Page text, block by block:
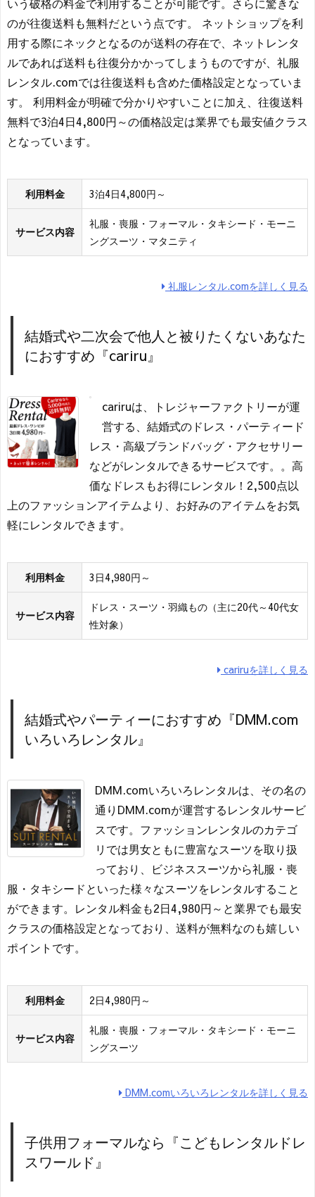
のが往復送料も無料だという点です。 ネットショップを利
用する際にネックとなるのが送料の存在で、ネットレンタ
ルであれば送料も往復分かかってしまうものですが、礼服
レンタル.comでは往復送料も含めた価格設定となっていま
す。 利用料金が明確で分かりやすいことに加え、往復送料
無料で3泊4日4,800円～の価格設定は業界でも最安値クラス
となっています。
利用料金 3泊4日4,800円～
サービス内容
礼服・喪服・フォーマル・タキシード・モーニ
ングスーツ・マタニティ
礼服レンタル.comを詳しく見る
結婚式や二次会で他人と被りたくないあなた
におすすめ『cariru』
cariruは、トレジャーファクトリーが運
営する、結婚式のドレス・パーティード
レス・高級ブランドバッグ・アクセサリー
などがレンタルできるサービスです。。高
価なドレスもお得にレンタル！2,500点以
上のファッションアイテムより、お好みのアイテムをお気
軽にレンタルできます。
利用料金 3日4,980円～
サービス内容
ドレス・スーツ・羽織もの（主に20代～40代女
性対象）
cariruを詳しく見る
結婚式やパーティーにおすすめ『DMM.com
いろいろレンタル』
DMM.comいろいろレンタルは、その名の
通りDMM.comが運営するレンタルサービ
スです。ファッションレンタルのカテゴ
リでは男女ともに豊富なスーツを取り扱
っており、ビジネススーツから礼服・喪
服・タキシードといった様々なスーツをレンタルすること
ができます。レンタル料金も2日4,980円～と業界でも最安
クラスの価格設定となっており、送料が無料なのも嬉しい
ポイントです。
利用料金 2日4,980円～
サービス内容
礼服・喪服・フォーマル・タキシード・モーニ
ングスーツ
DMM.comいろいろレンタルを詳しく見る
子供用フォーマルなら『こどもレンタルドレ
スワールド』